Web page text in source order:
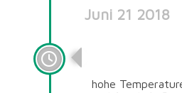
Juni 21 2018
hohe